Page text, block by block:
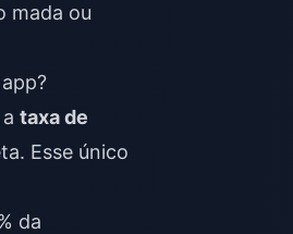
mada ou
taxa de
Esse único
da